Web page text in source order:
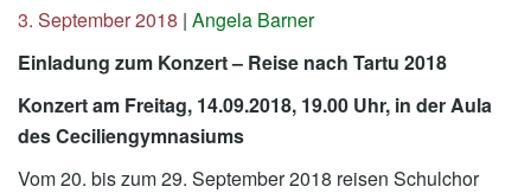
3. September 2018 | Angela Barner
Einladung zum Konzert – Reise nach Tartu 2018
Konzert am Freitag, 14.09.2018, 19.00 Uhr, in der Aula
des Ceciliengymnasiums
Vom 20. bis zum 29. September 2018 reisen Schulchor